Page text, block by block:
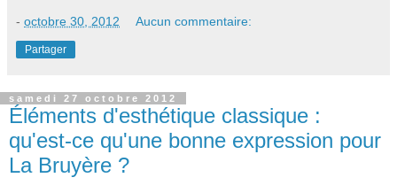
- octobre 30, 2012 Aucun commentaire:
Partager
samedi 27 octobre 2012
Éléments d'esthétique classique :
qu'est-ce qu'une bonne expression pour
La Bruyère ?